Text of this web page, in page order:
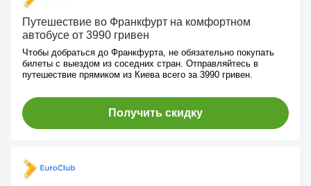
Путешествие во Франкфурт на комфортном
автобусе от 3990 гривен
Чтобы добраться до Франкфурта, не обязательно покупать
билеты с выездом из соседних стран. Отправляйтесь в
путешествие прямиком из Киева всего за 3990 гривен.
Получить скидку